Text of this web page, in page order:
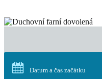
Datum a čas začátku